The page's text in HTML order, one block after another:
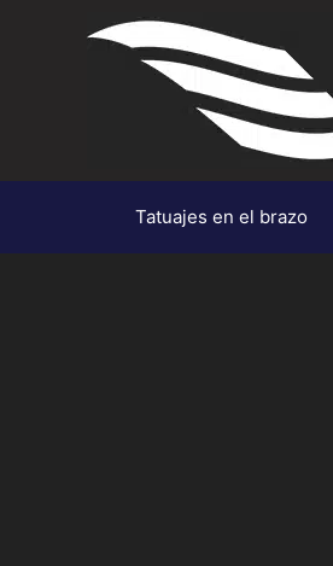
Tatuajes en el brazo